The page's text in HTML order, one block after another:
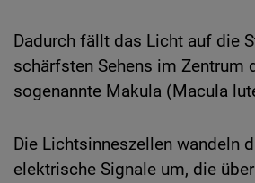
Dadurch fällt das Licht auf die
schärfsten Sehens im Zentrum
sogenannte Makula (Macula
Die Lichtsinneszellen wandeln
elektrische Signale um, die